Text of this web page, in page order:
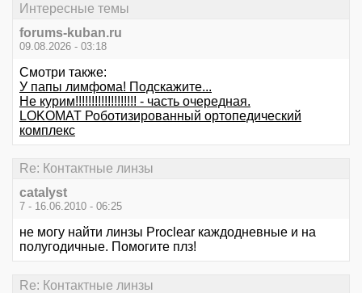
Интересные темы
forums-kuban.ru
09.08.2026 - 03:18
Смотри также:
У папы лимфома! Подскажите...
Не курим!!!!!!!!!!!!!!!!!!! - часть очередная.
LOKOMAT Роботизированный ортопедический
комплекс
Re: Контактные линзы
catalyst
7 - 16.06.2010 - 06:25
не могу найти линзы Proclear каждодневные и на
полугодичные. Помогите плз!
Re: Контактные линзы